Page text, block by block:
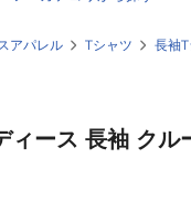
アパレル Tシャツ 長袖
ィース 長袖 ク